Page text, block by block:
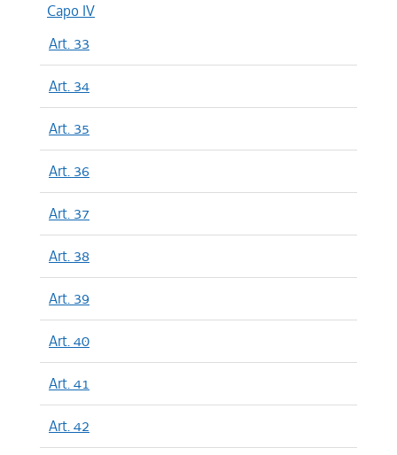
Capo IV
Art. 33
Art. 34
Art. 35
Art. 36
Art. 37
Art. 38
Art. 39
Art. 40
Art. 41
Art. 42